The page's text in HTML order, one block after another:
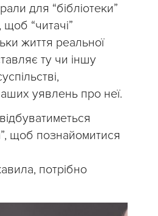
для “бібліотеки”
щоб “читачі”
життя реальної
ту чи іншу
уявлень про неї.
щоб познайомитися
потрібно